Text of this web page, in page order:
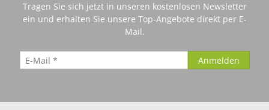
Tragen Sie sich jetzt in unseren kostenlosen Newsletter
ein und erhalten Sie unsere Top-Angebote direkt per E-
Mail.